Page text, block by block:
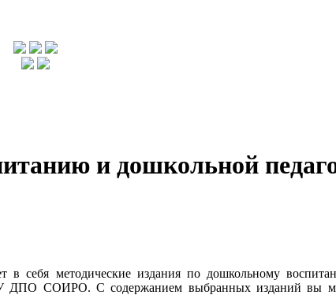
и дошкольной
себя методические издания по дошкольному
ДПО СОИРО. С содержанием выбранных изданий вы